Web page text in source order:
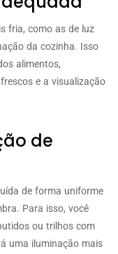
fria, como as de luz
da cozinha. Isso
alimentos,
e a visualização
de
de forma uniforme
Para isso, você
ou trilhos com
uma iluminação mais